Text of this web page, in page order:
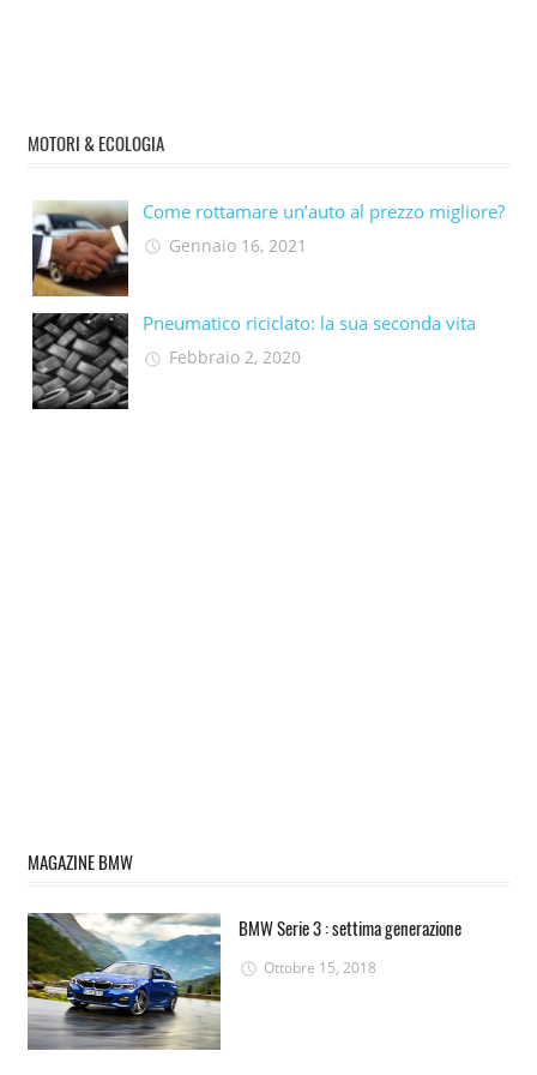
MOTORI & ECOLOGIA
Come rottamare un’auto al prezzo migliore?
Gennaio 16, 2021
Pneumatico riciclato: la sua seconda vita​
Febbraio 2, 2020
MAGAZINE BMW
BMW Serie 3 : settima generazione
Ottobre 15, 2018